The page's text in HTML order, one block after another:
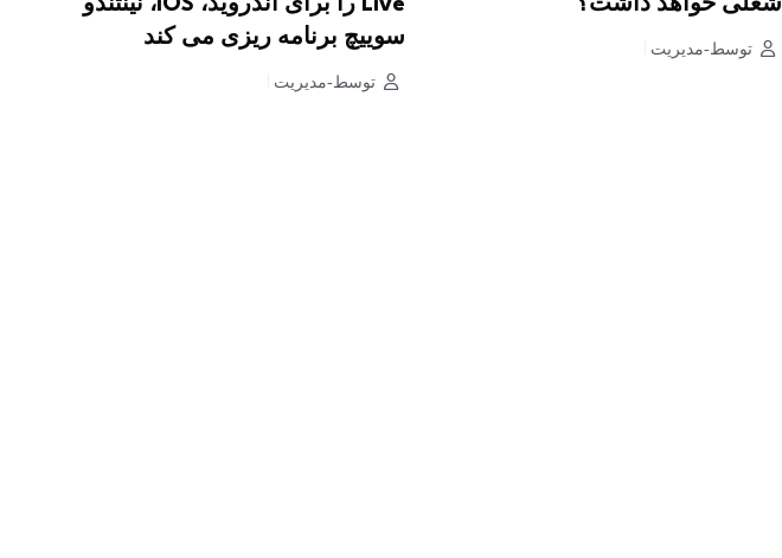
شغلی خواهد داشت؟
توسط-مدیریت
Live را برای اندروید، iOS، نینتندو
سوییچ برنامه ریزی می کند
توسط-مدیریت